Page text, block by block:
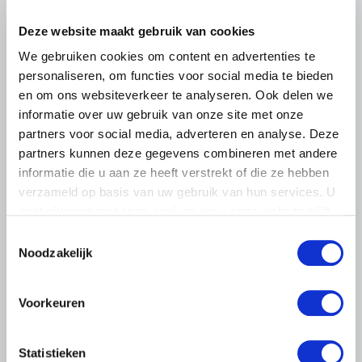
Deze website maakt gebruik van cookies
We gebruiken cookies om content en advertenties te
personaliseren, om functies voor social media te bieden
en om ons websiteverkeer te analyseren. Ook delen we
informatie over uw gebruik van onze site met onze
partners voor social media, adverteren en analyse. Deze
partners kunnen deze gegevens combineren met andere
informatie die u aan ze heeft verstrekt of die ze hebben
verzameld op basis van uw gebruik van hun services. U
Noodzakelijk
Voorkeuren
Statistieken
LTO LOBBY